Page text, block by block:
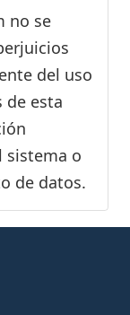
no se
del uso
de esta
sistema o
de datos.